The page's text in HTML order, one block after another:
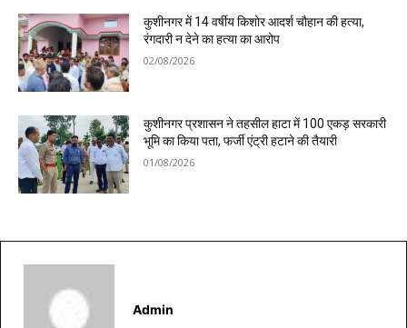
कुशीनगर में 14 वर्षीय किशोर आदर्श चौहान की हत्या,
रंगदारी न देने का हत्या का आरोप
02/08/2026
कुशीनगर प्रशासन ने तहसील हाटा में 100 एकड़ सरकारी
भूमि का किया पता, फर्जी एंट्री हटाने की तैयारी
01/08/2026
Admin